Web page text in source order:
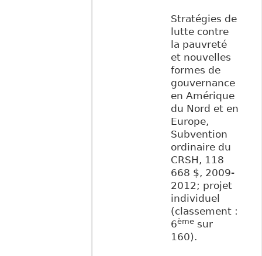
Stratégies de
lutte contre
la pauvreté
et nouvelles
formes de
gouvernance
en Amérique
du Nord et en
Europe,
Subvention
ordinaire du
CRSH, 118
668 $, 2009-
2012; projet
individuel
(classement :
6èmesur
160).